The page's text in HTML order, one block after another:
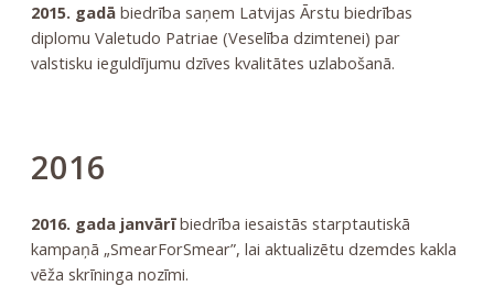
2015. gadābiedrība saņem Latvijas Ārstu biedrības
diplomu Valetudo Patriae (Veselība dzimtenei) par
valstisku ieguldījumu dzīves kvalitātes uzlabošanā.
2016
2016. gada janvārībiedrība iesaistās starptautiskā
kampaņā „SmearForSmear”, lai aktualizētu dzemdes kakla
vēža skrīninga nozīmi.